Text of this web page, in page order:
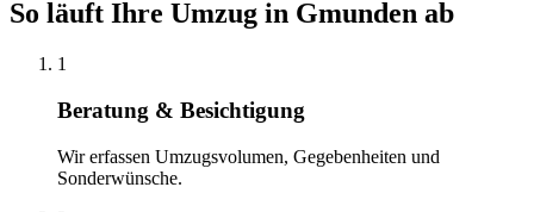
So läuft Ihre Umzug in Gmunden ab
1
Beratung & Besichtigung
Wir erfassen Umzugsvolumen, Gegebenheiten und
Sonderwünsche.